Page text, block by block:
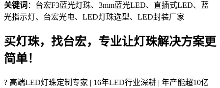
关键词 ：台宏F3蓝光灯珠、3mm蓝光LED、直插式LED、蓝
光指示灯、台宏光电、LED灯珠选型、LED封装厂家
买灯珠，找台宏，专业让灯珠解决方案更
简单！
? 高端LED灯珠定制专家 | 16年LED行业深耕 | 年产能超10亿